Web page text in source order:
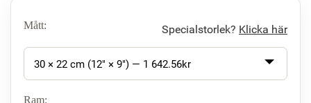
Mått: Specialstorlek? Klicka här
30 × 22 cm (12" × 9") — 1 642.56kr
Ram: